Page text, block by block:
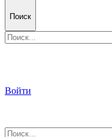
Поиск
Войти